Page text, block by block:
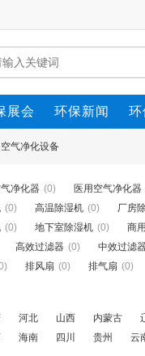
展会 环保新闻 环
空气净化设备
净化器 (0) 医用空气净化器
(0) 高温除湿机 (0) 厂房
(0) 地下室除湿机 (0) 商
高效过滤器 (0) 中效过滤
排风扇 (0) 排气扇 (0)
河北 山西 内蒙古
海南 四川 贵州 云